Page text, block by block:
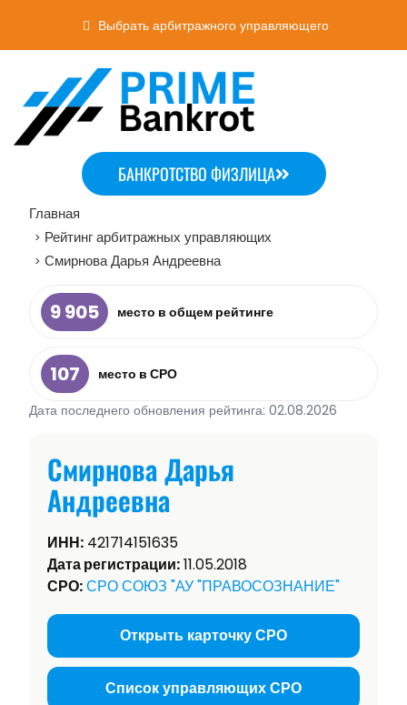
Выбрать арбитражного управляющего
БАНКРОТСТВО ФИЗЛИЦА
Главная
> Рейтинг арбитражных управляющих
> Смирнова Дарья Андреевна
9 905 место в общем рейтинге
107
место в СРО
Дата последнего обновления рейтинга: 02.08.2026
Смирнова Дарья
Андреевна
ИНН: 421714151635
Дата регистрации:11.05.2018
СРО:СРО СОЮЗ "АУ "ПРАВОСОЗНАНИЕ"
Открыть карточку СРО
Список управляющих СРО